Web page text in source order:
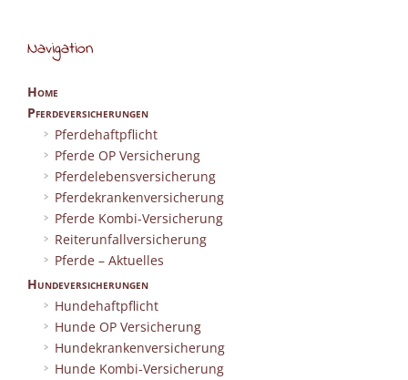
Navigation
Home
Pferdeversicherungen
Pferdehaftpflicht
Pferde OP Versicherung
Pferdelebensversicherung
Pferdekrankenversicherung
Pferde Kombi-Versicherung
Reiterunfallversicherung
Pferde – Aktuelles
Hundeversicherungen
Hundehaftpflicht
Hunde OP Versicherung
Hundekrankenversicherung
Hunde Kombi-Versicherung